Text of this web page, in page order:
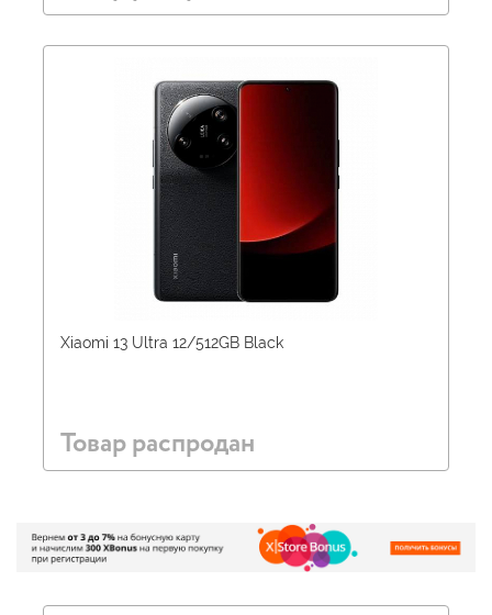
Xiaomi 13 Ultra 12/512GB Black
Товар распродан